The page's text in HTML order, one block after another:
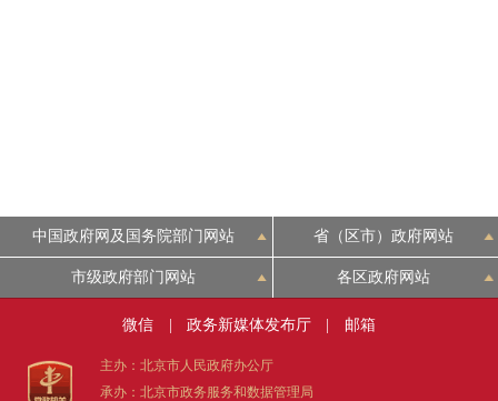
中国政府网及国务院部门网站 省（区市）政府网站
市级政府部门网站 各区政府网站
微信 政务新媒体发布厅 邮箱
主办：北京市人民政府办公厅
承办：北京市政务服务和数据管理局